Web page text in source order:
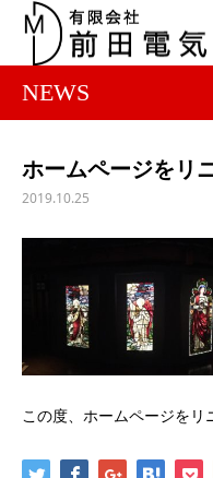
NEWS
ホームページをリ
2019.10.25
この度、ホームページをリ